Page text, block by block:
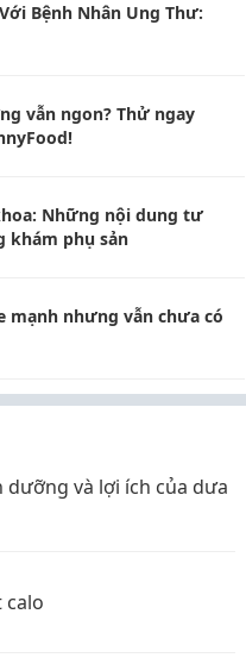
Bệnh Nhân Ung Thư:
vẫn ngon? Thử ngay
Những nội dung tư
khám phụ sản
mạnh nhưng vẫn chưa có
và lợi ích của dưa
calo